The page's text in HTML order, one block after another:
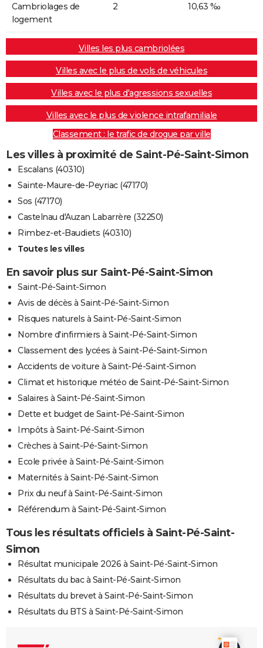
Cambriolages de
logement
2 10,63 ‰
Villes les plus cambriolées
Villes avec le plus de vols de véhicules
Villes avec le plus d'agressions sexuelles
Villes avec le plus de violence intrafamiliale
Classement : le trafic de drogue par ville
Les villes à proximité de Saint-Pé-Saint-Simon
Escalans (40310)
Sainte-Maure-de-Peyriac (47170)
Sos (47170)
Castelnau d'Auzan Labarrère (32250)
Rimbez-et-Baudiets (40310)
Toutes les villes
En savoir plus sur Saint-Pé-Saint-Simon
Saint-Pé-Saint-Simon
Avis de décès à Saint-Pé-Saint-Simon
Risques naturels à Saint-Pé-Saint-Simon
Nombre d'infirmiers à Saint-Pé-Saint-Simon
Classement des lycées à Saint-Pé-Saint-Simon
Accidents de voiture à Saint-Pé-Saint-Simon
Climat et historique météo de Saint-Pé-Saint-Simon
Salaires à Saint-Pé-Saint-Simon
Dette et budget de Saint-Pé-Saint-Simon
Impôts à Saint-Pé-Saint-Simon
Crèches à Saint-Pé-Saint-Simon
Ecole privée à Saint-Pé-Saint-Simon
Maternités à Saint-Pé-Saint-Simon
Prix du neuf à Saint-Pé-Saint-Simon
Référendum à Saint-Pé-Saint-Simon
Tous les résultats officiels à Saint-Pé-Saint-
Simon
Résultat municipale 2026 à Saint-Pé-Saint-Simon
Résultats du bac à Saint-Pé-Saint-Simon
Résultats du brevet à Saint-Pé-Saint-Simon
Résultats du BTS à Saint-Pé-Saint-Simon